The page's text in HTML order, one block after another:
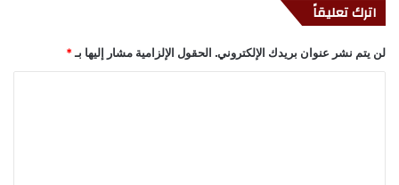
اترك تعليقاً
لن يتم نشر عنوان بريدك الإلكتروني. الحقول الإلزامية مشار إليها بـ *